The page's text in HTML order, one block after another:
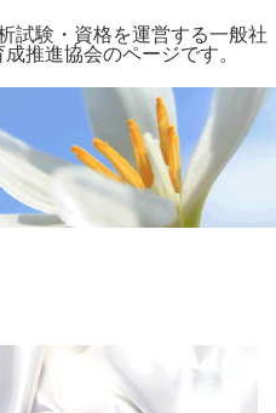
試験・資格を運営する一般社
推進協会のページです。